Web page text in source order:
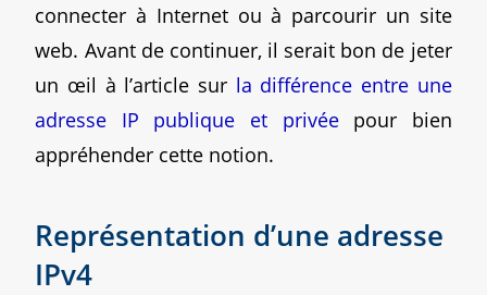
connecter à Internet ou à parcourir un site
web. Avant de continuer, il serait bon de jeter
un œil à l’article sur la différence entre une
adresse IP publique et privéepour bien
appréhender cette notion.
Représentation d’une adresse
IPv4